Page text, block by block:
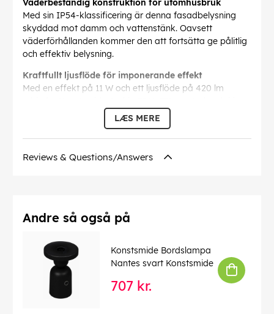
Väderbeständig konstruktion för utomhusbruk
Med sin IP54-klassificering är denna fasadbelysning
skyddad mot damm och vattenstänk. Oavsett
väderförhållanden kommer den att fortsätta ge pålitlig
och effektiv belysning.
Kraftfullt ljusflöde för imponerande effekt
Med en effekt på 11 W och ett ljusflöde på 420 lm
belysning. Den sprider ljuset med en smal
spridningsvinkel på 6°, vilket ger en fokuserad
belysningseffekt och framhäver detaljer på fasaden.
Import energiklass(a-g):
Import spänning:
230.00
Import Djup:
Import dimbar:
LÆS MERE
Reviews & Questions/Answers
Andre så også på
Konstsmide Bordslampa
Nantes svart Konstsmide
707 kr.